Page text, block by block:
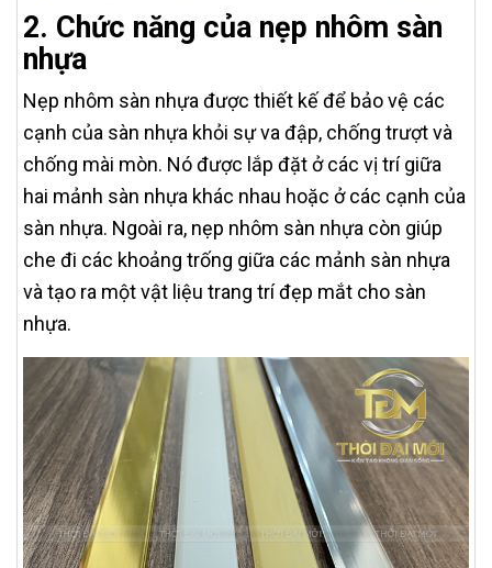
2. Chức năng của nẹp nhôm sàn
nhựa
Nẹp nhôm sàn nhựa được thiết kế để bảo vệ các
cạnh của sàn nhựa khỏi sự va đập, chống trượt và
chống mài mòn. Nó được lắp đặt ở các vị trí giữa
hai mảnh sàn nhựa khác nhau hoặc ở các cạnh của
sàn nhựa. Ngoài ra, nẹp nhôm sàn nhựa còn giúp
che đi các khoảng trống giữa các mảnh sàn nhựa
và tạo ra một vật liệu trang trí đẹp mắt cho sàn
nhựa.